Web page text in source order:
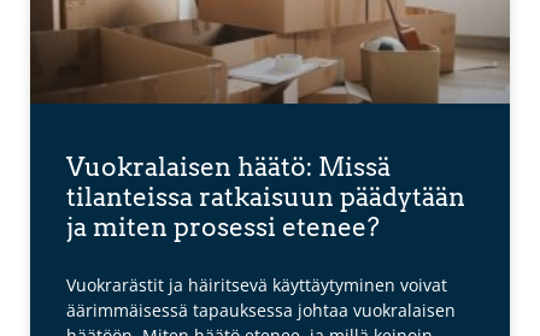
Vuokralaisen häätö: Missä
tilanteissa ratkaisuun päädytään
ja miten prosessi etenee?
Vuokrarästit ja häiritsevä käyttäytyminen voivat
äärimmäisessä tapauksessa johtaa vuokralaisen